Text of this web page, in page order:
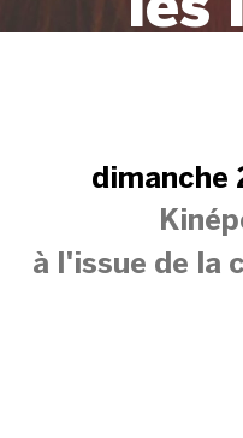
dimanche
à l'issue de la